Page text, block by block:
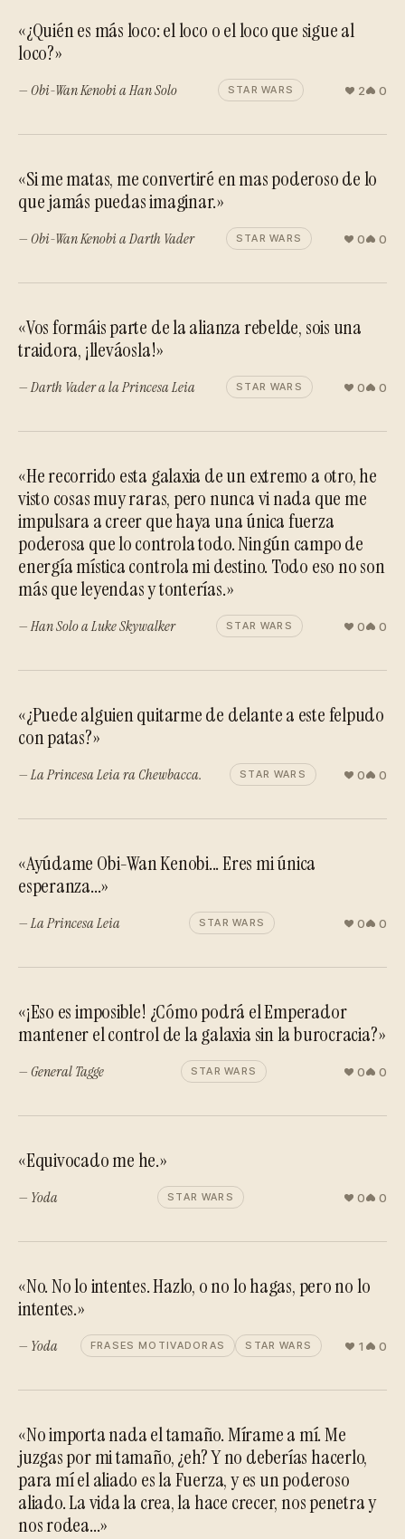
«¿Quién es más loco: el loco o el loco que sigue al
loco?»
— Obi-Wan Kenobi a Han Solo STAR WARS 2 0
«Si me matas, me convertiré en mas poderoso de lo
que jamás puedas imaginar.»
— Obi-Wan Kenobi a Darth Vader STAR WARS 0 0
«Vos formáis parte de la alianza rebelde, sois una
traidora, ¡lleváosla!»
— Darth Vader a la Princesa Leia STAR WARS 0 0
«He recorrido esta galaxia de un extremo a otro, he
visto cosas muy raras, pero nunca vi nada que me
impulsara a creer que haya una única fuerza
poderosa que lo controla todo. Ningún campo de
energía mística controla mi destino. Todo eso no son
más que leyendas y tonterías.»
— Han Solo a Luke Skywalker STAR WARS 0 0
«¿Puede alguien quitarme de delante a este felpudo
con patas?»
— La Princesa Leia ra Chewbacca. STAR WARS 0 0
«Ayúdame Obi-Wan Kenobi... Eres mi única
esperanza...»
— La Princesa Leia STAR WARS 0 0
«¡Eso es imposible! ¿Cómo podrá el Emperador
mantener el control de la galaxia sin la burocracia?»
— General Tagge STAR WARS 0 0
«Equivocado me he.»
— Yoda STAR WARS 0 0
«No. No lo intentes. Hazlo, o no lo hagas, pero no lo
intentes.»
— Yoda FRASES MOTIVADORAS STAR WARS 1 0
«No importa nada el tamaño. Mírame a mí. Me
juzgas por mi tamaño, ¿eh? Y no deberías hacerlo,
para mí el aliado es la Fuerza, y es un poderoso
aliado. La vida la crea, la hace crecer, nos penetra y
nos rodea...»